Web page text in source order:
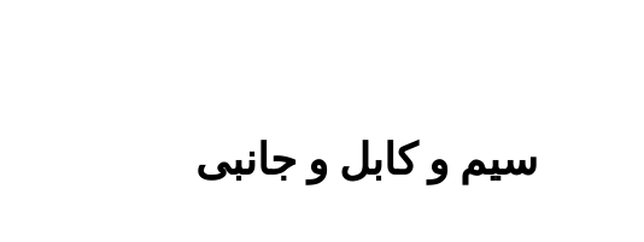
سیم و کابل و جانبی